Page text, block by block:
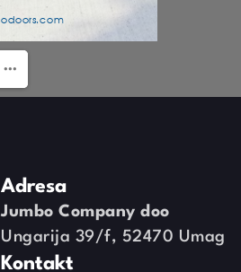
Adresa
Jumbo Company doo
Ungarija 39/f, 52470 Umag
Kontakt